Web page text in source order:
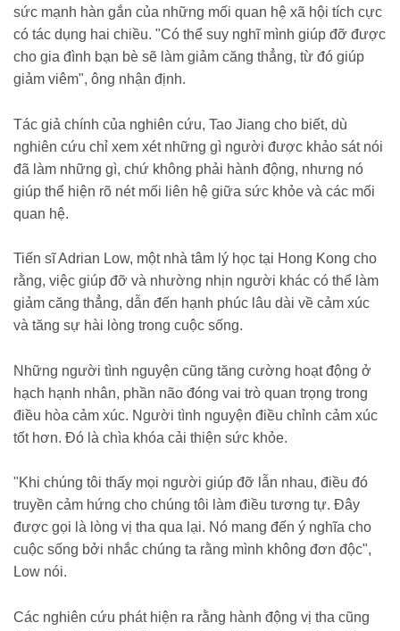
sức mạnh hàn gắn của những mối quan hệ xã hội tích cực
có tác dụng hai chiều. "Có thể suy nghĩ mình giúp đỡ được
cho gia đình bạn bè sẽ làm giảm căng thẳng, từ đó giúp
giảm viêm", ông nhận định.
Tác giả chính của nghiên cứu, Tao Jiang cho biết, dù
nghiên cứu chỉ xem xét những gì người được khảo sát nói
đã làm những gì, chứ không phải hành động, nhưng nó
giúp thể hiện rõ nét mối liên hệ giữa sức khỏe và các mối
quan hệ.
Tiến sĩ Adrian Low, một nhà tâm lý học tại Hong Kong cho
rằng, việc giúp đỡ và nhường nhịn người khác có thể làm
giảm căng thẳng, dẫn đến hạnh phúc lâu dài về cảm xúc
và tăng sự hài lòng trong cuộc sống.
Những người tình nguyện cũng tăng cường hoạt động ở
hạch hạnh nhân, phần não đóng vai trò quan trọng trong
điều hòa cảm xúc. Người tình nguyện điều chỉnh cảm xúc
tốt hơn. Đó là chìa khóa cải thiện sức khỏe.
"Khi chúng tôi thấy mọi người giúp đỡ lẫn nhau, điều đó
truyền cảm hứng cho chúng tôi làm điều tương tự. Đây
được gọi là lòng vị tha qua lại. Nó mang đến ý nghĩa cho
cuộc sống bởi nhắc chúng ta rằng mình không đơn độc",
Low nói.
Các nghiên cứu phát hiện ra rằng hành động vị tha cũng